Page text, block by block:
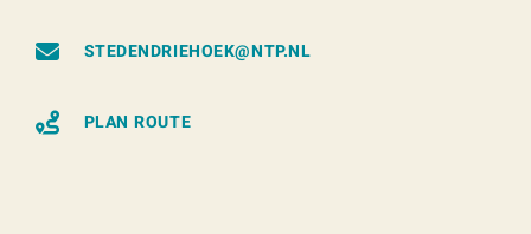
STEDENDRIEHOEK@NTP.NL
PLAN ROUTE